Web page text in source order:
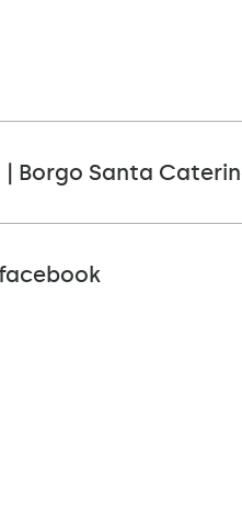
Borgo Santa